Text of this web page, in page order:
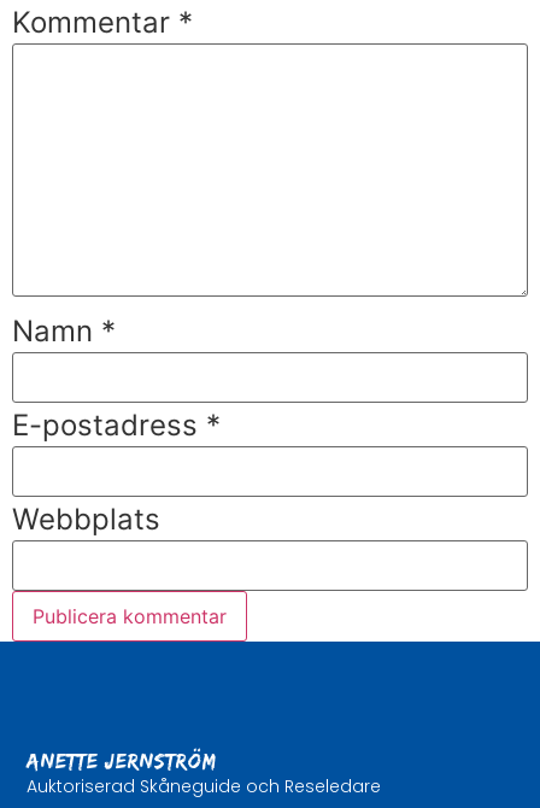
Kommentar *
Namn *
E-postadress *
Webbplats
Anette Jernström
Auktoriserad Skåneguide och Reseledare